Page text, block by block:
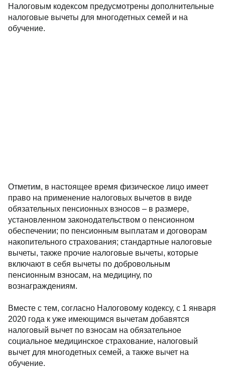
Налоговым кодексом предусмотрены дополнительные
налоговые вычеты для многодетных семей и на
обучение.
Отметим, в настоящее время физическое лицо имеет
право на применение налоговых вычетов в виде
обязательных пенсионных взносов – в размере,
установленном законодательством о пенсионном
обеспечении; по пенсионным выплатам и договорам
накопительного страхования; стандартные налоговые
вычеты, также прочие налоговые вычеты, которые
включают в себя вычеты по добровольным
пенсионным взносам, на медицину, по
вознаграждениям.
Вместе с тем, согласно Налоговому кодексу, с 1 января
2020 года к уже имеющимся вычетам добавятся
налоговый вычет по взносам на обязательное
социальное медицинское страхование, налоговый
вычет для многодетных семей, а также вычет на
обучение.